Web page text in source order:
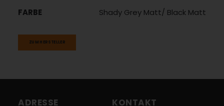
FARBE
Shady Grey Matt/ Black Matt
ZUM HERSTELLER
ADRESSE KONTAKT